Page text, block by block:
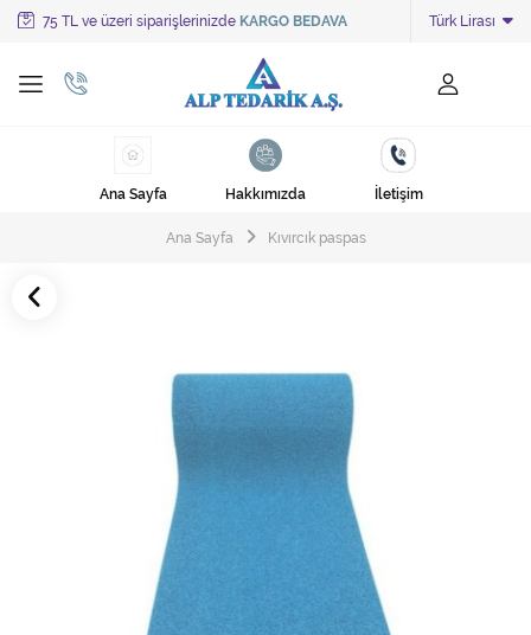
75 TL ve üzeri siparişlerinizde KARGO BEDAVA Türk Lirası
Tüm Kategoriler
Ayakkabı Cila Makineleri
Cila Makineleri
Çöp Torbaları
Halı Kurutma Makineleri
Halı Yıkama Makinesi
Hijyen Malzemeleri
Ana Sayfa Hakkımızda İletişim
Ana Sayfa Kıvırcık paspas